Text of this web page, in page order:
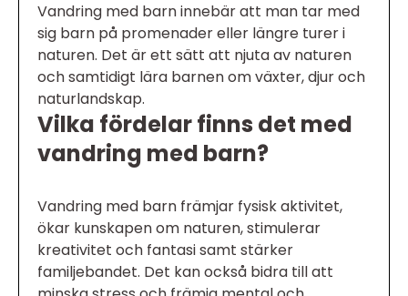
Vandring med barn innebär att man tar med
sig barn på promenader eller längre turer i
naturen. Det är ett sätt att njuta av naturen
och samtidigt lära barnen om växter, djur och
naturlandskap.
Vilka fördelar finns det med
vandring med barn?
Vandring med barn främjar fysisk aktivitet,
ökar kunskapen om naturen, stimulerar
kreativitet och fantasi samt stärker
familjebandet. Det kan också bidra till att